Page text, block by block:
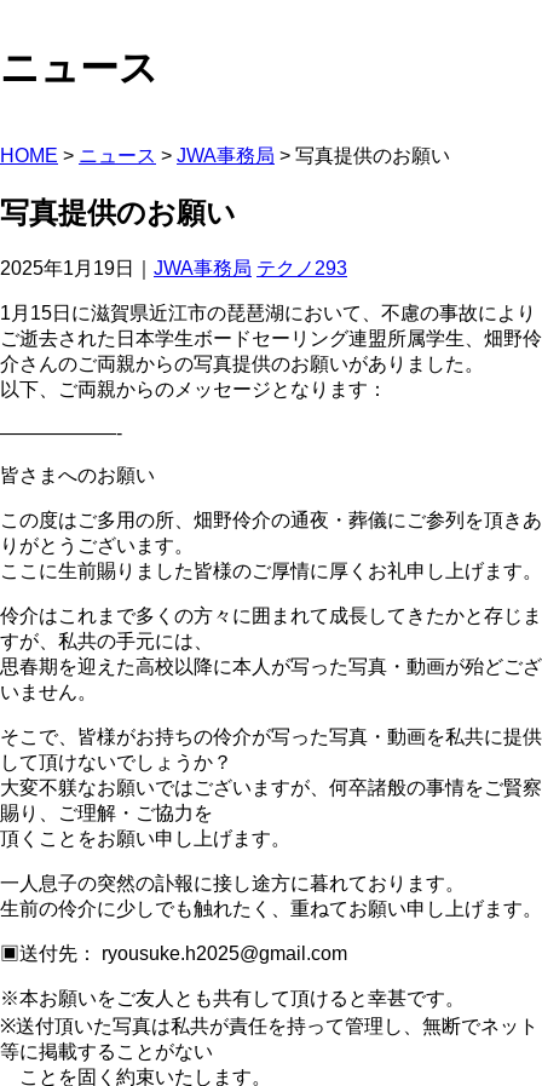
ニュース
HOME > ニュース > JWA事務局 > 写真提供のお願い
写真提供のお願い
2025年1月19日｜ JWA事務局 テクノ293
1月15日に滋賀県近江市の琵琶湖において、不慮の事故により
ご逝去された日本学生ボードセーリング連盟所属学生、畑野伶
介さんのご両親からの写真提供のお願いがありました。
以下、ご両親からのメッセージとなります：
——————-
皆さまへのお願い
この度はご多用の所、畑野伶介の通夜・葬儀にご参列を頂きあ
りがとうございます。
ここに生前賜りました皆様のご厚情に厚くお礼申し上げます。
伶介はこれまで多くの方々に囲まれて成長してきたかと存じま
すが、私共の手元には、
思春期を迎えた高校以降に本人が写った写真・動画が殆どござ
いません。
そこで、皆様がお持ちの伶介が写った写真・動画を私共に提供
して頂けないでしょうか？
大変不躾なお願いではございますが、何卒諸般の事情をご賢察
賜り、ご理解・ご協力を
頂くことをお願い申し上げます。
一人息子の突然の訃報に接し途方に暮れております。
生前の伶介に少しでも触れたく、重ねてお願い申し上げます。
▣送付先： ryousuke.h2025@gmail.com
※本お願いをご友人とも共有して頂けると幸甚です。
※送付頂いた写真は私共が責任を持って管理し、無断でネット
等に掲載することがない
ことを固く約束いたします。